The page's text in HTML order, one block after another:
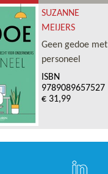
SUZANNE
MEIJERS
Geen gedoe met
personeel
ISBN
9789089657527|
€ 31,99